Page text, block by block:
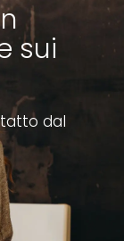
sui
dal